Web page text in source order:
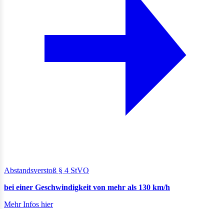
Abstandsverstoß § 4 StVO
bei einer Geschwindigkeit von mehr als 130 km/h
Mehr Infos hier